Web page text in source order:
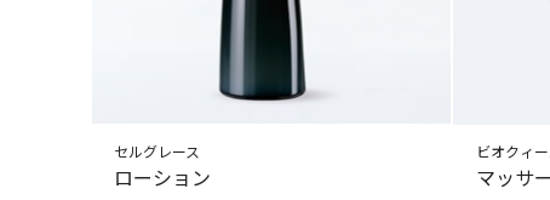
セルグレース
ローション
ビオクィー
マッサ